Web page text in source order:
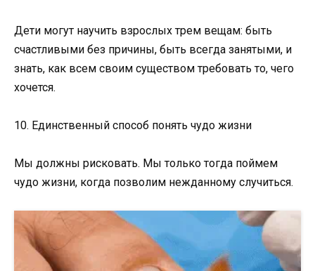
Дети могут научить взрослых трем вещам: быть
счастливыми без причины, быть всегда занятыми, и
знать, как всем своим существом требовать то, чего
хочется.
10. Единственный способ понять чудо жизни
Мы должны рисковать. Мы только тогда поймем
чудо жизни, когда позволим нежданному случиться.